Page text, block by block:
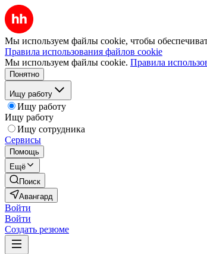
Мы используем файлы cookie, чтобы
Правила использования файлов cookie
Мы используем файлы cookie. Правила
Понятно
Ищу работу
Ищу работу
Ищу работу
Ищу сотрудника
Сервисы
Помощь
Ещё
Поиск
Авангард
Войти
Войти
Создать резюме